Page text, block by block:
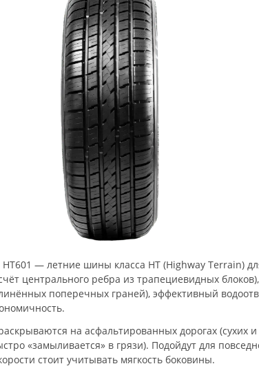
HT601 — летние шины класса HT (Highway Terrain)
центрального ребра из трапециевидных
поперечных граней), эффективный
на асфальтированных дорогах (сухих
«замыливается» в грязи). Подойдут для
стоит учитывать мягкость боковины.